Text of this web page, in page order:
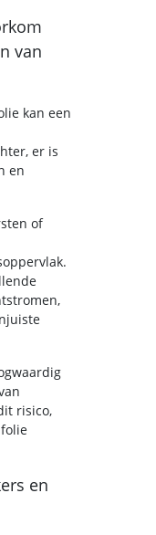
van
kan een
er is
en
of
risico,
en